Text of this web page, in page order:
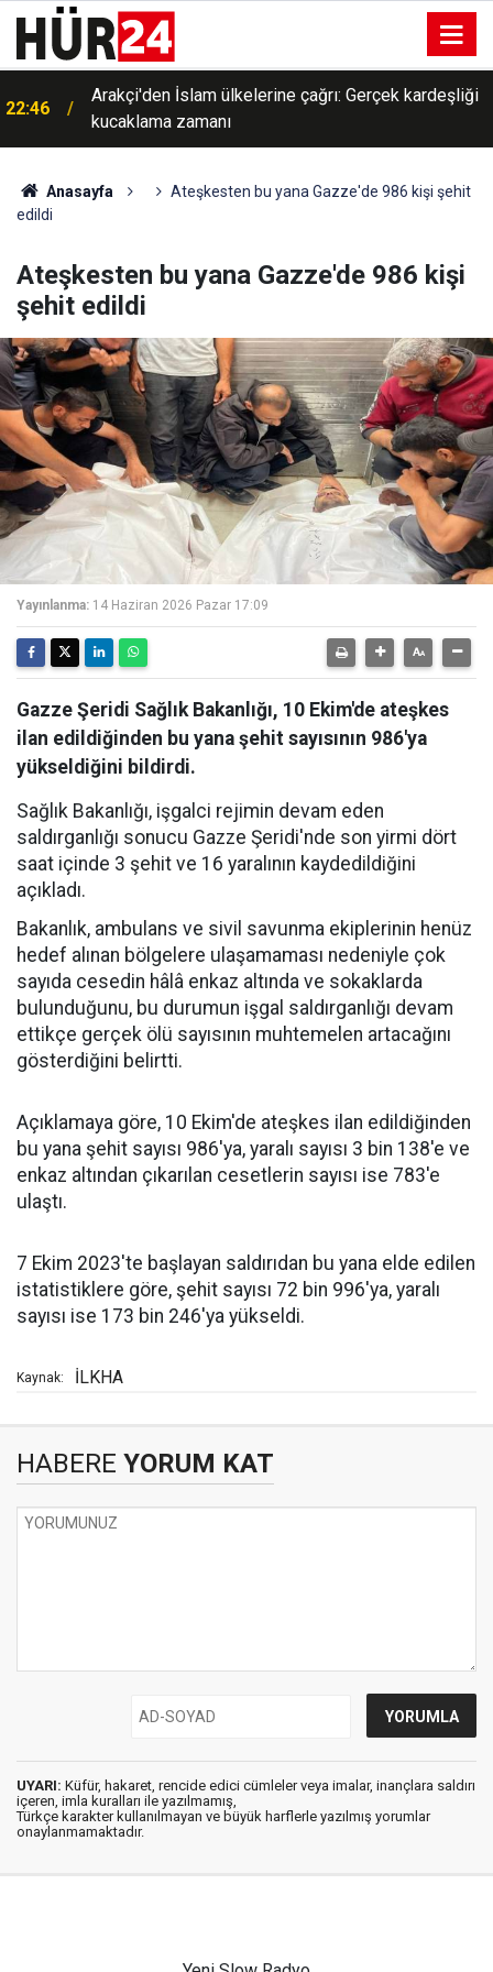
22:46
Arakçi'den İslam ülkelerine çağrı: Gerçek kardeşliği
kucaklama zamanı
Anasayfa
Ateşkesten bu yana Gazze'de 986 kişi şehit
edildi
Ateşkesten bu yana Gazze'de 986 kişi
şehit edildi
Yayınlanma: 14 Haziran 2026 Pazar 17:09
Gazze Şeridi Sağlık Bakanlığı, 10 Ekim'de ateşkes
ilan edildiğinden bu yana şehit sayısının 986'ya
yükseldiğini bildirdi.
Sağlık Bakanlığı, işgalci rejimin devam eden
saldırganlığı sonucu Gazze Şeridi'nde son yirmi dört
saat içinde 3 şehit ve 16 yaralının kaydedildiğini
açıkladı.
Bakanlık, ambulans ve sivil savunma ekiplerinin henüz
hedef alınan bölgelere ulaşamaması nedeniyle çok
sayıda cesedin hâlâ enkaz altında ve sokaklarda
bulunduğunu, bu durumun işgal saldırganlığı devam
ettikçe gerçek ölü sayısının muhtemelen artacağını
gösterdiğini belirtti.
Açıklamaya göre, 10 Ekim'de ateşkes ilan edildiğinden
bu yana şehit sayısı 986'ya, yaralı sayısı 3 bin 138'e ve
enkaz altından çıkarılan cesetlerin sayısı ise 783'e
ulaştı.
7 Ekim 2023'te başlayan saldırıdan bu yana elde edilen
istatistiklere göre, şehit sayısı 72 bin 996'ya, yaralı
sayısı ise 173 bin 246'ya yükseldi.
Kaynak: İLKHA
HABERE YORUM KAT
UYARI: Küfür, hakaret, rencide edici cümleler veya imalar, inançlara saldırı
içeren, imla kuralları ile yazılmamış,
Türkçe karakter kullanılmayan ve büyük harflerle yazılmış yorumlar
onaylanmamaktadır.